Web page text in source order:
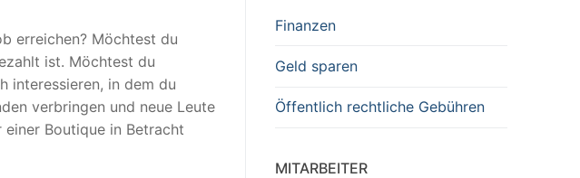
erreichen? Möchtest du
ist. Möchtest du
interessieren, in dem du
verbringen und neue Leute
Boutique in Betracht
Finanzen
Geld sparen
Öffentlich rechtliche Gebühren
MITARBEITER